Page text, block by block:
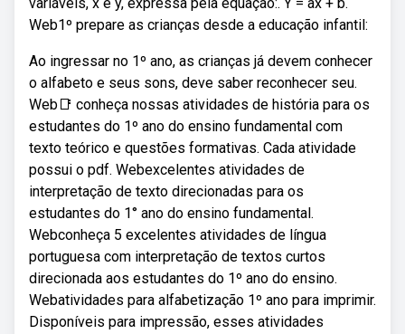
Web1º prepare as crianças desde a educação infantil:
Ao ingressar no 1º ano, as crianças já devem conhecer
o alfabeto e seus sons, deve saber reconhecer seu.
Web📑 conheça nossas atividades de história para os
estudantes do 1º ano do ensino fundamental com
texto teórico e questões formativas. Cada atividade
possui o pdf. Webexcelentes atividades de
interpretação de texto direcionadas para os
estudantes do 1° ano do ensino fundamental.
Webconheça 5 excelentes atividades de língua
portuguesa com interpretação de textos curtos
direcionada aos estudantes do 1º ano do ensino.
Webatividades para alfabetização 1º ano para imprimir.
Disponíveis para impressão, esses atividades